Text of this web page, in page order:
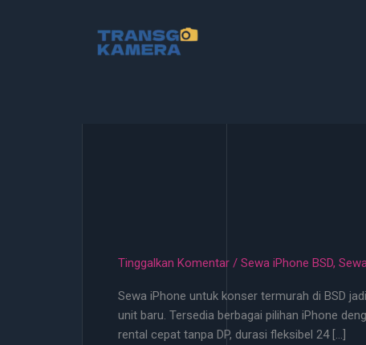
Tinggalkan Komentar / Sewa iPhone BSD,
Sewa iPhone untuk konser termurah di BSD
unit baru. Tersedia berbagai pilihan iPhone
rental cepat tanpa DP, durasi fleksibel 24 […]